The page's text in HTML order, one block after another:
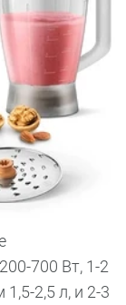
700 Вт, 1-2
2,5 л, и 2-3